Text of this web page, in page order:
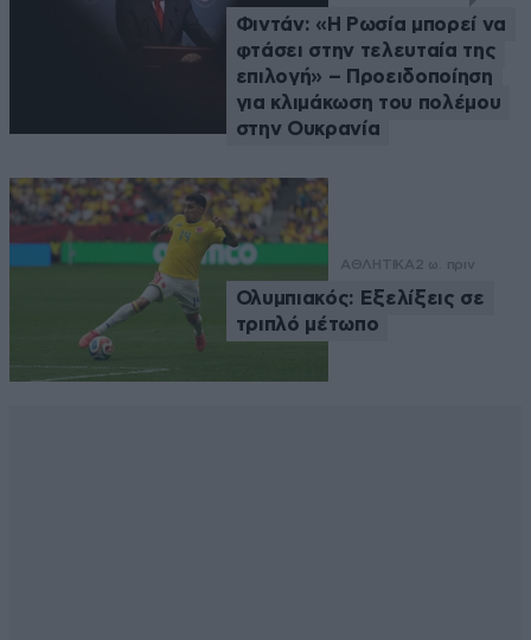
Φιντάν: «Η Ρωσία μπορεί να
φτάσει στην τελευταία της
επιλογή» – Προειδοποίηση
για κλιμάκωση του πολέμου
στην Ουκρανία
ΑΘΛΗΤΙΚΑ2 ω. πριν
Ολυμπιακός: Εξελίξεις σε
τριπλό μέτωπο